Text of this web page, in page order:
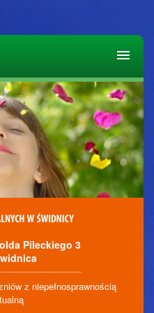
Pileckiego 3
z niepełnosprawnością